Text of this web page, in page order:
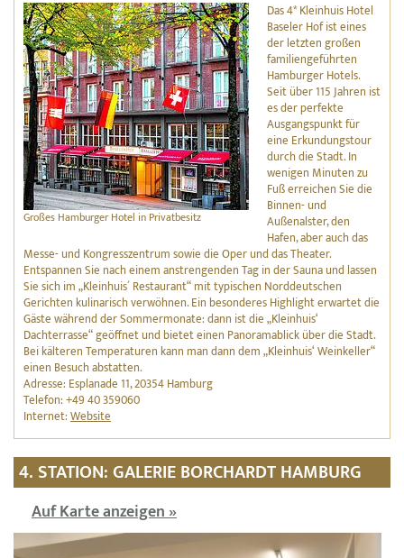
Großes Hamburger Hotel in Privatbesitz
Das 4* Kleinhuis Hotel
Baseler Hof ist eines
der letzten großen
familiengeführten
Hamburger Hotels.
Seit über 115 Jahren ist
es der perfekte
Ausgangspunkt für
eine Erkundungstour
durch die Stadt. In
wenigen Minuten zu
Fuß erreichen Sie die
Binnen- und
Außenalster, den
Hafen, aber auch das
Messe- und Kongresszentrum sowie die Oper und das Theater.
Entspannen Sie nach einem anstrengenden Tag in der Sauna und lassen
Sie sich im „Kleinhuis´ Restaurant“ mit typischen Norddeutschen
Gerichten kulinarisch verwöhnen. Ein besonderes Highlight erwartet die
Gäste während der Sommermonate: dann ist die „Kleinhuis‘
Dachterrasse“ geöffnet und bietet einen Panoramablick über die Stadt.
Bei kälteren Temperaturen kann man dann dem „Kleinhuis‘ Weinkeller“
einen Besuch abstatten.
Adresse: Esplanade 11, 20354 Hamburg
Telefon: +49 40 359060
Internet:Website
4. STATION: GALERIE BORCHARDT HAMBURG
Auf Karte anzeigen »